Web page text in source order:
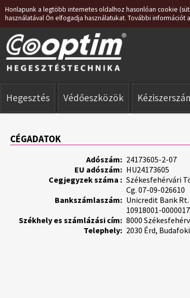
Honlapunk a legtöbb internetes oldalhoz hasonlóan cookie
használatával Ön elfogadja használatukat. További információt a
Hegesztés Védőeszközök
CÉGADATOK
Adószám: 24173605-2-07
EU adószám: HU24173605
Cegjegyzek száma : Székesfehérvári
Cg. 07-09-026610
Bankszámlaszám: Unicredit Bank Rt.
10918001-
Székhely es számlázási cím: 8000
Telephely: 2030 Érd,